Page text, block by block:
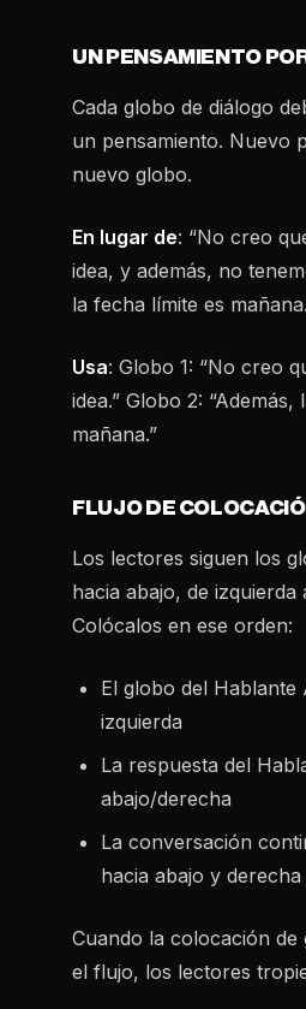
UN PENSAMIENTO
Cada globo de diálogo
un pensamiento. Nuevo
nuevo globo.
En lugar de: “No creo
idea, y además, no
la fecha límite es
Usa: Globo 1: “No creo
idea.” Globo 2:
mañana.”
FLUJO DE
Los lectores siguen los
hacia abajo, de izquierda
Colócalos en ese orden:
El globo del Hablante
izquierda
La respuesta del
abajo/derecha
La conversación
hacia abajo y derecha
Cuando la colocación
el flujo, los lectores